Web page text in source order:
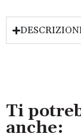
Ti
anche: